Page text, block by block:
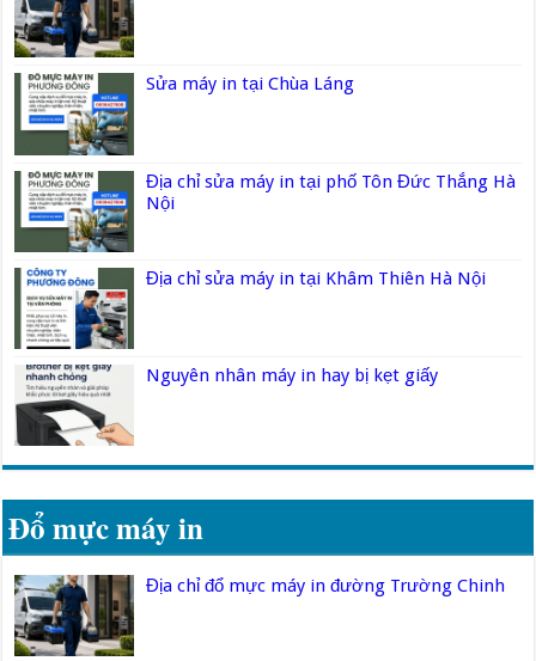
Sửa máy in tại Chùa Láng
Địa chỉ sửa máy in tại phố Tôn Đức Thắng Hà
Nội
Địa chỉ sửa máy in tại Khâm Thiên Hà Nội
Nguyên nhân máy in hay bị kẹt giấy
Đổ mực máy in
Địa chỉ đổ mực máy in đường Trường Chinh